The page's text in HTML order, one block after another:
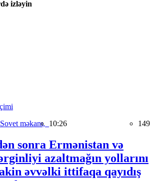
izləyin
məkanı, 10:26 149
sonra Ermənistan və
azaltmağın yollarını
əvvəlki ittifaqa qayıdış